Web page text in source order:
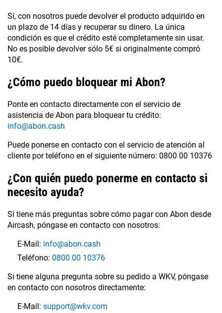
Sí, con nosotros puede devolver el producto adquirido en
un plazo de 14 días y recuperar su dinero. La única
condición es que el crédito esté completamente sin usar.
No es posible devolver sólo 5€ si originalmente compró
10€.
¿Cómo puedo bloquear mi Abon?
Ponte en contacto directamente con el servicio de
asistencia de Abon para bloquear tu crédito:
info@abon.cash
Puede ponerse en contacto con el servicio de atención al
cliente por teléfono en el siguiente número: 0800 00 10376
¿Con quién puedo ponerme en contacto si
necesito ayuda?
Si tiene más preguntas sobre cómo pagar con Abon desde
Aircash, póngase en contacto con nosotros:
E-Mail: info@abon.cash
Teléfono: 0800 00 10376
Si tiene alguna pregunta sobre su pedido a WKV, póngase
en contacto con nosotros directamente:
E-Mail: support@wkv.com